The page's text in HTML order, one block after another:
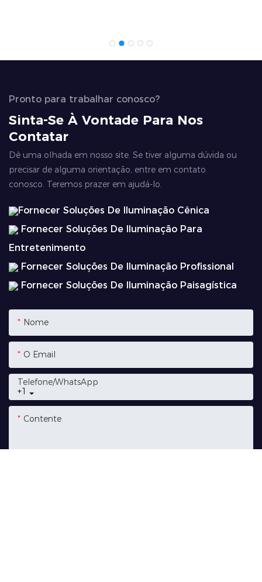
Pronto para trabalhar conosco?
Sinta-Se À Vontade Para Nos
Contatar
Dê uma olhada em nosso site. Se tiver alguma dúvida ou
precisar de alguma orientação, entre em contato
conosco. Teremos prazer em ajudá-lo.
Fornecer Soluções De Iluminação Cênica
Fornecer Soluções De Iluminação Para
Entretenimento
Fornecer Soluções De Iluminação Profissional
Fornecer Soluções De Iluminação Paisagística
Nome
O Email
+1
Telefone/whatsApp
Contente